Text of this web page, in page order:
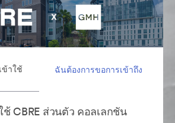
ข้าใช้ ฉันต้องการขอการเข้าถึง
ช้ CBRE ส่วนตัว คอลเลกชัน